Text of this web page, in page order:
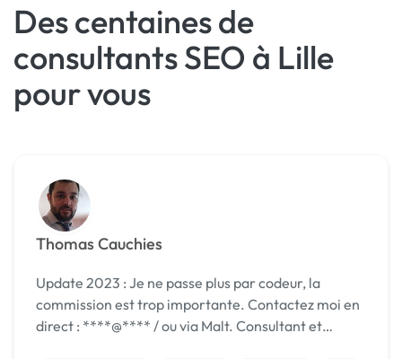
Des centaines de
consultants SEO à Lille
pour vous
Thomas Cauchies
Update 2023 : Je ne passe plus par codeur, la
commission est trop importante. Contactez moi en
direct : ****@**** / ou via Malt. Consultant et